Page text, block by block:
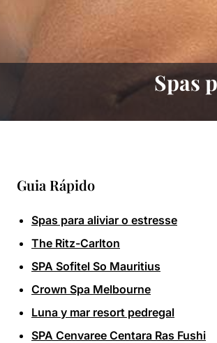
Spas
Guia Rápido
Spas para aliviar o estresse
The Ritz-Carlton
SPA Sofitel So Mauritius
Crown Spa Melbourne
Luna y mar resort pedregal
SPA Cenvaree Centara Ras Fushi